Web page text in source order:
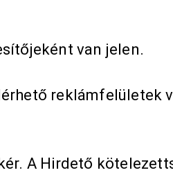
van jelen.
reklámfelületek
A Hirdető